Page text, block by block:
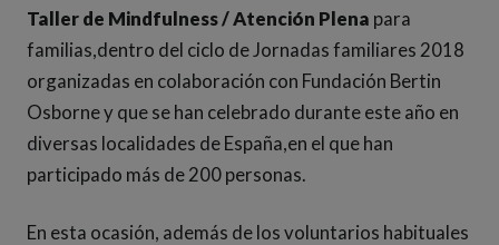
Taller de Mindfulness / Atención Plena para
familias,dentro del ciclo de Jornadas familiares 2018
organizadas en colaboración con Fundación Bertin
Osborne y que se han celebrado durante este año en
diversas localidades de España,en el que han
participado más de 200 personas.
En esta ocasión, además de los voluntarios habituales